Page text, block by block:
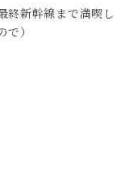
終新幹線まで満喫し
で）